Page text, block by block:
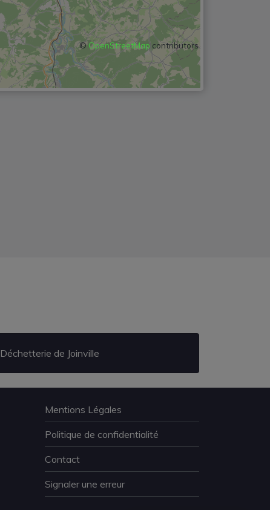
©OpenStreetMap contributors
Déchetterie de Joinville
Mentions Légales
Politique de confidentialité
Contact
Signaler une erreur